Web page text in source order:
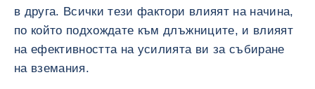
в друга. Всички тези фактори влияят на начина,
по който подхождате към длъжниците, и влияят
на ефективността на усилията ви за събиране
на вземания.